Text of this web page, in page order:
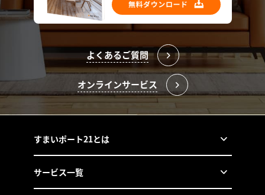
よくあるご質問
オンラインサービス
すまいポート21とは
サービス一覧